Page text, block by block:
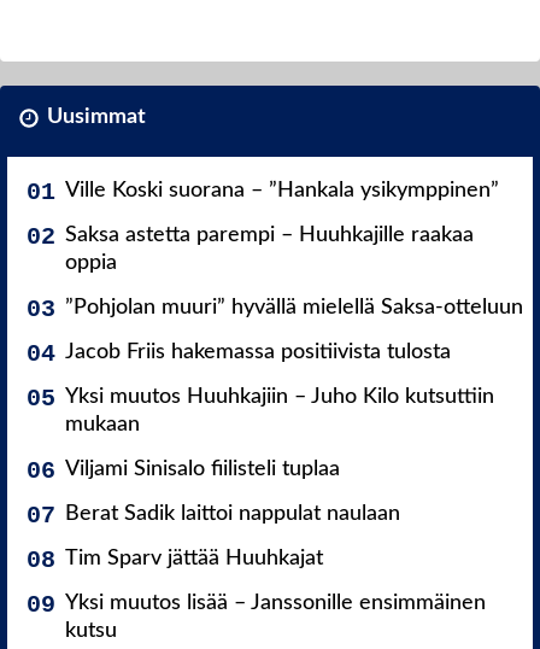
Uusimmat
Ville Koski suorana – ”Hankala ysikymppinen”
Saksa astetta parempi – Huuhkajille raakaa
oppia
”Pohjolan muuri” hyvällä mielellä Saksa-otteluun
Jacob Friis hakemassa positiivista tulosta
Yksi muutos Huuhkajiin – Juho Kilo kutsuttiin
mukaan
Viljami Sinisalo fiilisteli tuplaa
Berat Sadik laittoi nappulat naulaan
Tim Sparv jättää Huuhkajat
Yksi muutos lisää – Janssonille ensimmäinen
kutsu